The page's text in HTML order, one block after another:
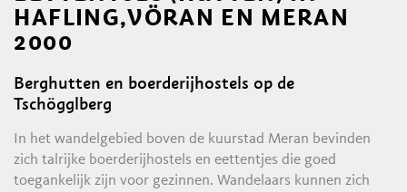
HAFLING,VÖRAN EN MERAN
2000
Berghutten en boerderijhostels op de
Tschögglberg
In het wandelgebied boven de kuurstad Meran bevinden
zich talrijke boerderijhostels en eettentjes die goed
toegankelijk zijn voor gezinnen. Wandelaars kunnen zich